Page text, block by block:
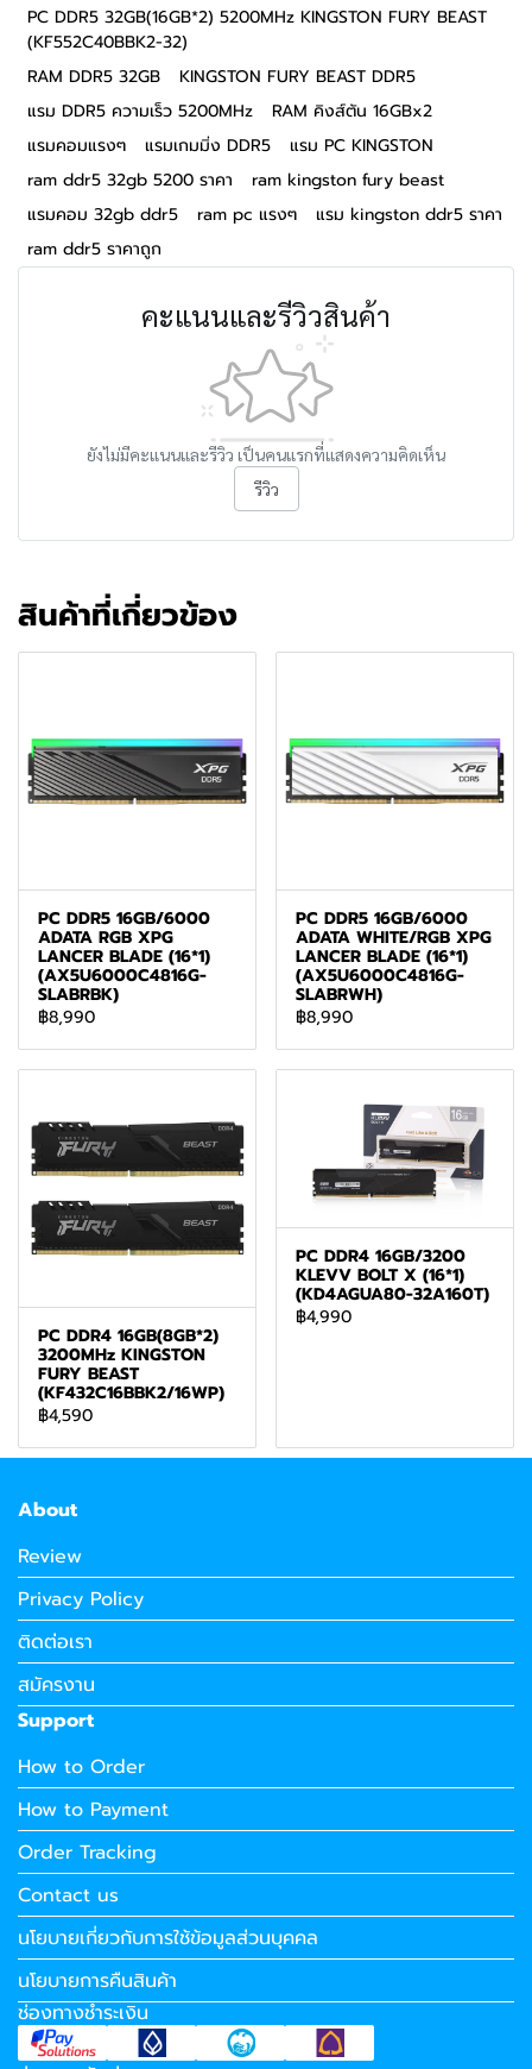
PC DDR5 32GB(16GB*2) 5200MHz KINGSTON FURY BEAST
(KF552C40BBK2-32)
RAM DDR5 32GB
KINGSTON FURY BEAST DDR5
แรม DDR5 ความเร็ว 5200MHz
RAM คิงส์ตัน 16GBx2
แรมคอมแรงๆ
แรมเกมมิ่ง DDR5
แรม PC KINGSTON
ram ddr5 32gb 5200 ราคา
ram kingston fury beast
แรมคอม 32gb ddr5
ram pc แรงๆ
แรม kingston ddr5 ราคา
ram ddr5 ราคาถูก
คะแนนและรีวิวสินค้า
ยังไม่มีคะแนนและรีวิว เป็นคนแรกที่แสดงความคิดเห็น
รีวิว
สินค้าที่เกี่ยวข้อง
PC DDR5 16GB/6000
ADATA RGB XPG
LANCER BLADE (16*1)
(AX5U6000C4816G-
SLABRBK)
฿8,990
PC DDR5 16GB/6000
ADATA WHITE/RGB XPG
LANCER BLADE (16*1)
(AX5U6000C4816G-
SLABRWH)
฿8,990
PC DDR4 16GB(8GB*2)
3200MHz KINGSTON
FURY BEAST
(KF432C16BBK2/16WP)
฿4,590
PC DDR4 16GB/3200
KLEVV BOLT X (16*1)
(KD4AGUA80-32A160T)
฿4,990
About
Review
Privacy Policy
ติดต่อเรา
สมัครงาน
Support
How to Order
How to Payment
Order Tracking
Contact us
นโยบายเกี่ยวกับการใช้ข้อมูลส่วนบุคคล
นโยบายการคืนสินค้า
ช่องทางชำระเงิน